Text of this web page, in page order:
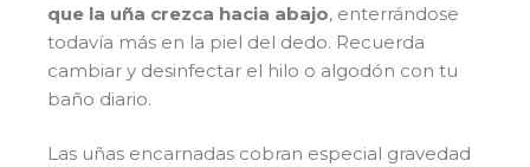
que la uña crezca hacia abajo, enterrándose
todavía más en la piel del dedo. Recuerda
cambiar y desinfectar el hilo o algodón con tu
baño diario.
Las uñas encarnadas cobran especial gravedad